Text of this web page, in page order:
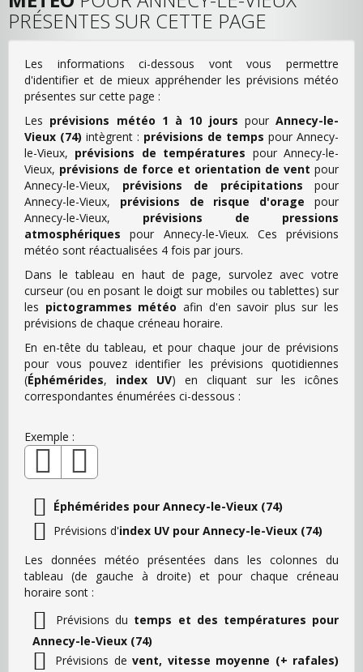
PRÉSENTES SUR CETTE PAGE
Les informations ci-dessous vont vous permettre
d'identifier et de mieux appréhender les prévisions météo
présentes sur cette page :
Les prévisions météo 1 à 10 jours pour Annecy-le-
Vieux (74) intègrent : prévisions de temps pour Annecy-
le-Vieux, prévisions de températures pour Annecy-le-
Vieux, prévisions de force et orientation de vent pour
Annecy-le-Vieux, prévisions de précipitations pour
Annecy-le-Vieux, prévisions de risque d'orage pour
Annecy-le-Vieux, prévisions de pressions
atmosphériques pour Annecy-le-Vieux. Ces prévisions
météo sont réactualisées 4 fois par jours.
Dans le tableau en haut de page, survolez avec votre
curseur (ou en posant le doigt sur mobiles ou tablettes) sur
les pictogrammes météo afin d'en savoir plus sur les
prévisions de chaque créneau horaire.
En en-tête du tableau, et pour chaque jour de prévisions
pour vous pouvez identifier les prévisions quotidiennes
(Éphémérides, index UV) en cliquant sur les icônes
correspondantes énumérées ci-dessous :
Exemple :
Éphémérides pour Annecy-le-Vieux (74)
Prévisions d'index UV pour Annecy-le-Vieux (74)
Les données météo présentées dans les colonnes du
tableau (de gauche à droite) et pour chaque créneau
horaire sont :
Prévisions du temps et des températures pour
Annecy-le-Vieux (74)
Prévisions devent, vitesse moyenne (+ rafales)